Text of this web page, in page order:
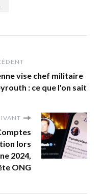
vise chef militaire
: ce que l'on sait
lors
2024,
ONG